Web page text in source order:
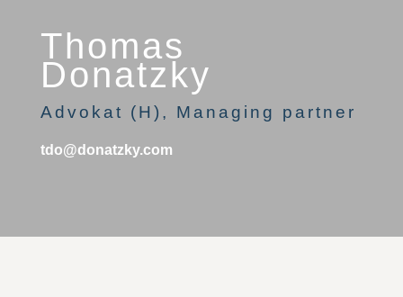
Thomas
Donatzky
Advokat (H), Managing partner
tdo@donatzky.com